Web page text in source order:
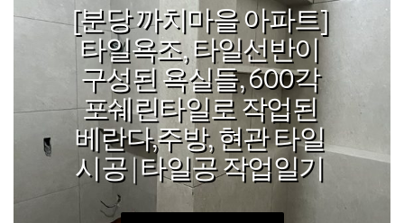
[분당 까치마을 아파트]
타일욕조, 타일선반이
구성된 욕실들, 600각
포쉐린타일로 작업된
베란다,주방, 현관 타일
시공 | 타일공 작업일기